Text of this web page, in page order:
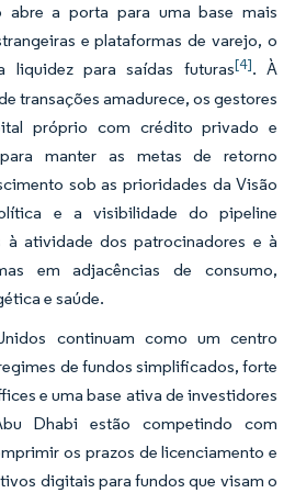
abre a porta para uma base mais
e plataformas de varejo, o
liquidez para saídas futuras[4]. À
transações amadurece, os gestores
próprio com crédito privado e
manter as metas de retorno
sob as prioridades da Visão
e a visibilidade do pipeline
à atividade dos patrocinadores e à
em adjacências de consumo,
e saúde.
continuam como um centro
de fundos simplificados, forte
e uma base ativa de investidores
Dhabi estão competindo com
os prazos de licenciamento e
digitais para fundos que visam o